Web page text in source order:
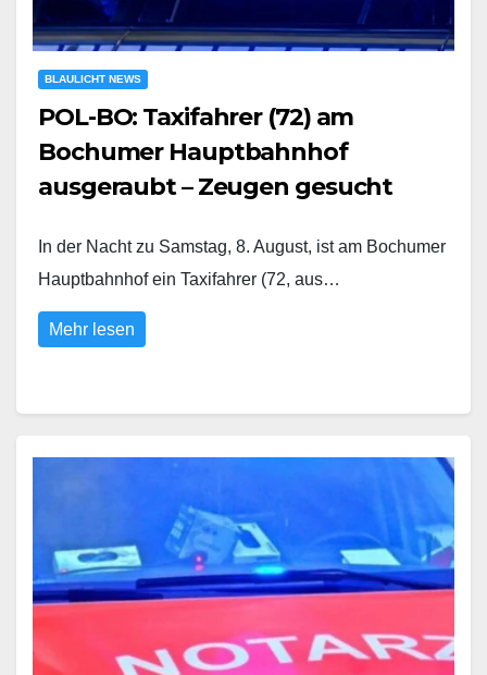
BLAULICHT NEWS
POL-BO: Taxifahrer (72) am
Bochumer Hauptbahnhof
ausgeraubt – Zeugen gesucht
In der Nacht zu Samstag, 8. August, ist am Bochumer
Hauptbahnhof ein Taxifahrer (72, aus…
Mehr lesen